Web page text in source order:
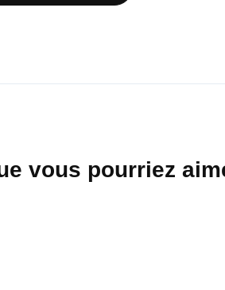
vous pourriez